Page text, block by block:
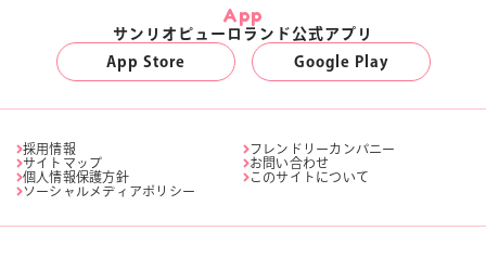
App
サンリオピューロランド公式アプリ
App Store
Google Play
採用情報
フレンドリーカンパニー
サイトマップ
お問い合わせ
個人情報保護方針
このサイトについて
ソーシャルメディアポリシー